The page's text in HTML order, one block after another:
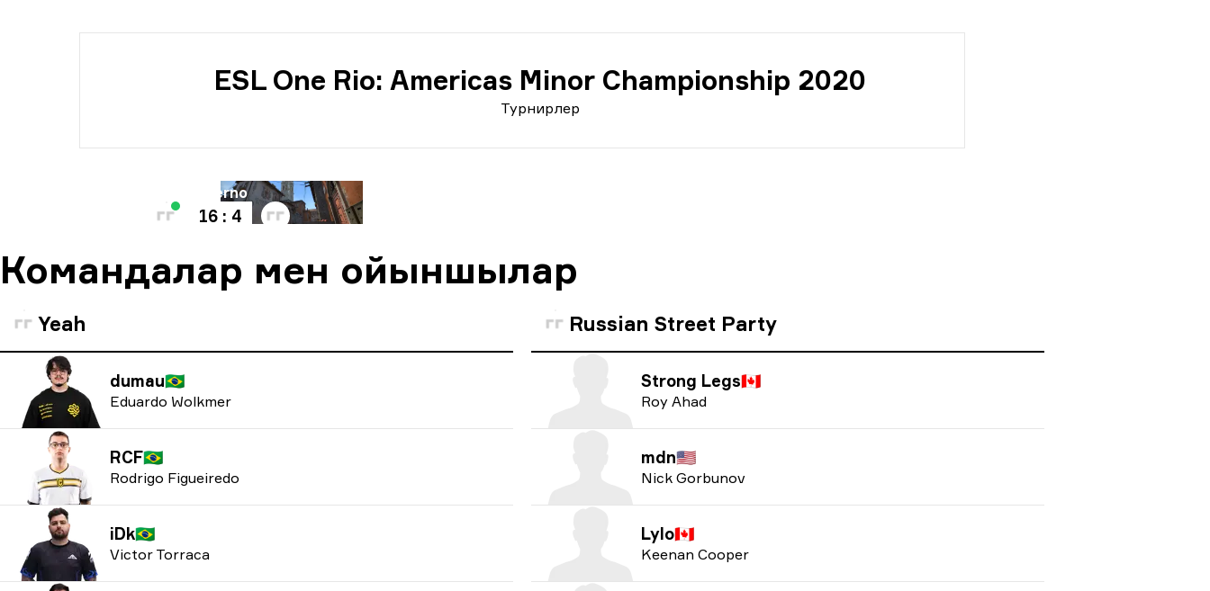
Турнирлер
ESL One Rio: Americas Minor Championship 2020
Inferno
16 : 4
Командалар мен ойыншылар
Yeah
dumau🇧🇷
Eduardo Wolkmer
RCF🇧🇷
Rodrigo Figueiredo
iDk🇧🇷
Victor Torraca
Russian Street Party
Strong Legs🇨🇦
Roy Ahad
mdn🇺🇸
Nick Gorbunov
Lylo🇨🇦
Keenan Cooper